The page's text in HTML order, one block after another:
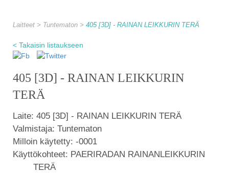
Laitteet Tuntematon 405 [3D] - RAINAN LEIKKURIN TERÄ
< Takaisin listaukseen
405 [3D] - RAINAN LEIKKURIN
TERÄ
Laite: 405 [3D] - RAINAN LEIKKURIN TERÄ
Valmistaja: Tuntematon
Milloin käytetty: -0001
Käyttökohteet: PAERIRADAN RAINANLEIKKURIN
TERÄ